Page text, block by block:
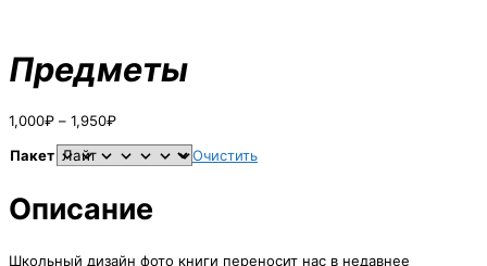
Предметы
1,000₽ – 1,950₽Диапазон
1,000₽
–
Пакет Очистить
Описание
Школьный дизайн фото книги переносит нас в недавнее